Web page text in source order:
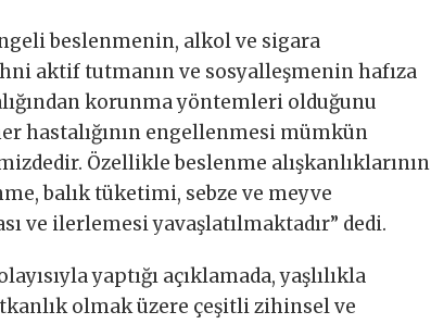
beslenmenin, alkol ve sigara
aktif tutmanın ve sosyalleşmenin hafıza
korunma yöntemleri olduğunu
hastalığının engellenmesi mümkün
Özellikle beslenme alışkanlıklarının
balık tüketimi, sebze ve meyve
ve ilerlemesi yavaşlatılmaktadır” dedi.
yaptığı açıklamada, yaşlılıkla
olmak üzere çeşitli zihinsel ve